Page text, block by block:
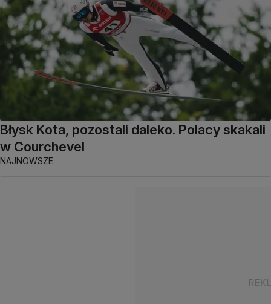
Błysk Kota, pozostali daleko. Polacy skakali
w Courchevel
NAJNOWSZE